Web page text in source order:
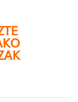
partekatu
partekatu